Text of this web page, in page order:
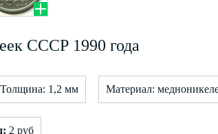
СССР 1990 года
Толщина: 1,2 мм Материал:
2 руб